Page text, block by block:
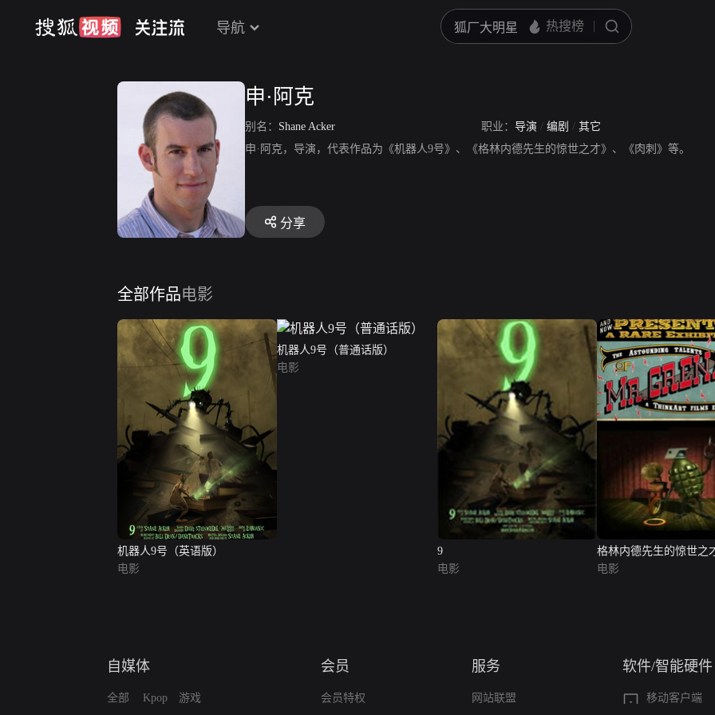
导航
申·阿克
别名： Shane Acker 职业： 导演 / 编剧 / 其它
申·阿克，导演，代表作品为《机器人9号》、《格林内德先生的惊世之才》、《肉刺》等。
分享
全部作品电影
机器人9号（英语版）
电影
机器人9号（普通话版）
电影
9
电影
格林内德先生的惊世之
电影
自媒体
全部 Kpop 游戏
会员
会员特权
服务
网站联盟
软件/智能硬件
移动客户端